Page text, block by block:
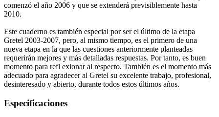
comenzó el año 2006 y que se extenderá previsiblemente hasta
2010.
Este cuaderno es también especial por ser el último de la etapa
Gretel 2003-2007, pero, al mismo tiempo, es el primero de una
nueva etapa en la que las cuestiones anteriormente planteadas
requerirán mejores y más detalladas respuestas. Por tanto, es buen
momento para refl exionar al respecto. También es el momento más
adecuado para agradecer al Gretel su excelente trabajo, profesional,
desinteresado y abierto, durante todos estos últimos años.
Especificaciones